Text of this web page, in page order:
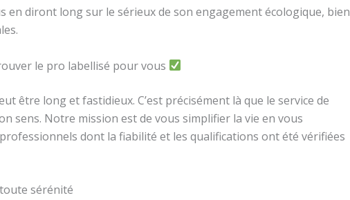
en diront long sur le sérieux de son engagement écologique, bien
le pro labellisé pour vous
être long et fastidieux. C’est précisément là que le service de
sens. Notre mission est de vous simplifier la vie en vous
dont la fiabilité et les qualifications ont été vérifiées
sérénité